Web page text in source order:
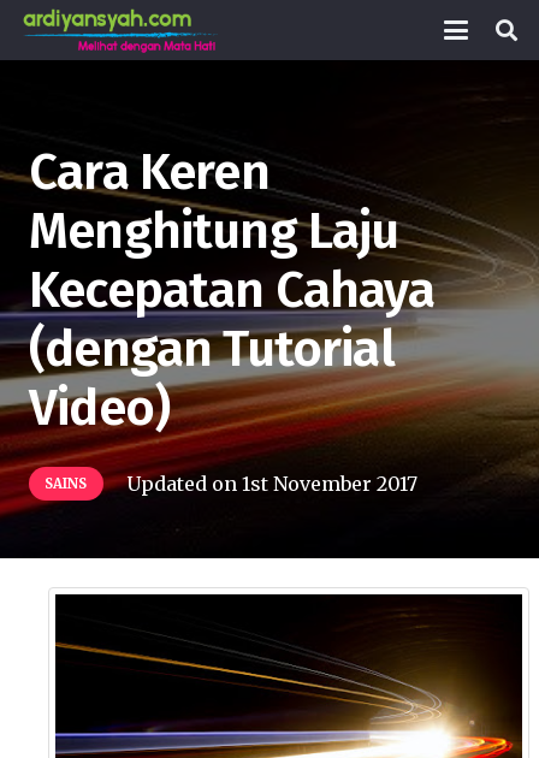
Cara Keren
Menghitung Laju
Kecepatan Cahaya
(dengan Tutorial
Video)
SAINS Updated on1st November 2017